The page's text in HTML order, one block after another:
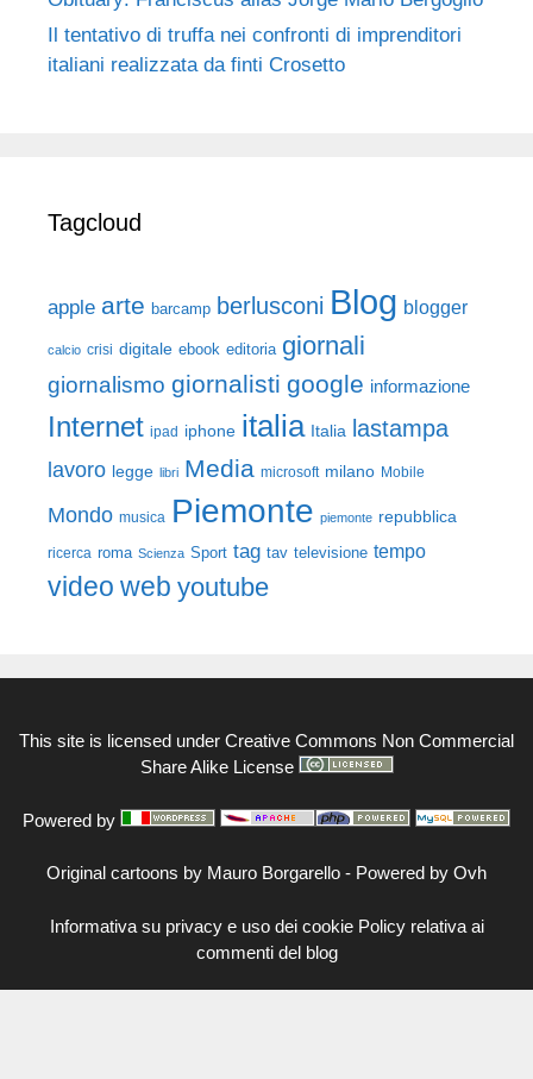
Il tentativo di truffa nei confronti di imprenditori
italiani realizzata da finti Crosetto
Tagcloud
apple arte barcamp berlusconi Blog blogger
calcio crisi digitale ebook editoria giornali
giornalismo giornalisti google informazione
Internet ipad iphone italia Italia lastampa
lavoro legge libri Media microsoft milano Mobile
Mondo musica Piemonte piemonte repubblica
ricerca roma Scienza Sport tag tav televisione tempo
video web youtube
This site is licensed under Creative Commons Non Commercial
Share Alike License
Powered by
Original cartoons by Mauro Borgarello - Powered by Ovh
Informativa su privacy e uso dei cookie Policy relativa ai
commenti del blog